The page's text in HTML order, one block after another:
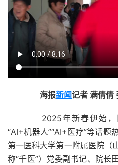
海报新闻记者 满倩倩
2025年新春伊始，
“AI+机器人”“AI+医疗”等话题
第一医科大学第一附属医院（
称“千医”）党委副书记、院长